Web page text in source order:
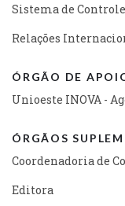
Sistema de
Relações
ÓRGÃO DE
Unioeste INOVA -
ÓRGÃOS
Coordenadoria de
Editora